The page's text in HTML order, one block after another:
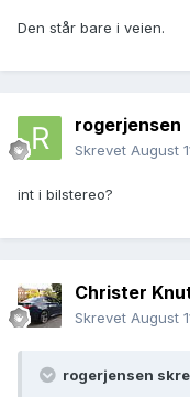
Den står bare i veien.
rogerjensen
Skrevet August
int i bilstereo?
Christer
Skrevet August
rogerjensen